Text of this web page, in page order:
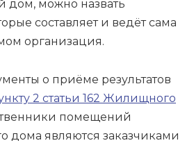
дом, можно назвать
составляет и ведёт сама
организация.
о приёме результатов
2 статьи 162 Жилищного
помещений
дома являются заказчиками